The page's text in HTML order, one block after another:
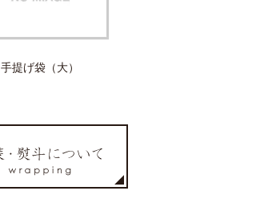
手提げ袋（大）